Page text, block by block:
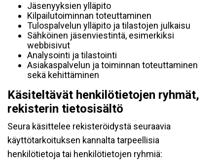
Jäsenyyksien ylläpito
Kilpailutoiminnan toteuttaminen
Tulospalvelun ylläpito ja tilastojen julkaisu
Sähköinen jäsenviestintä, esimerkiksi
webbisivut
Analysointi ja tilastointi
Asiakaspalvelun ja toiminnan toteuttaminen
sekä kehittäminen
Käsiteltävät henkilötietojen ryhmät,
rekisterin tietosisältö
Seura käsittelee rekisteröidystä seuraavia
käyttötarkoituksen kannalta tarpeellisia
henkilötietoja tai henkilötietojen ryhmiä: